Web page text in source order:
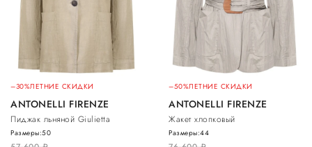
–30%ЛЕТНИЕ СКИДКИ
ANTONELLI FIRENZE
Пиджак льняной Giulietta
Размеры:50
–50%ЛЕТНИЕ СКИДКИ
ANTONELLI FIRENZE
Жакет хлопковый
Размеры:44